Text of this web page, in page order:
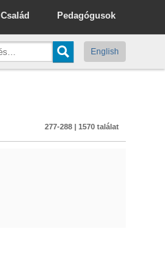
Pedagógusok
Család
English
277-288 | 1570 találat